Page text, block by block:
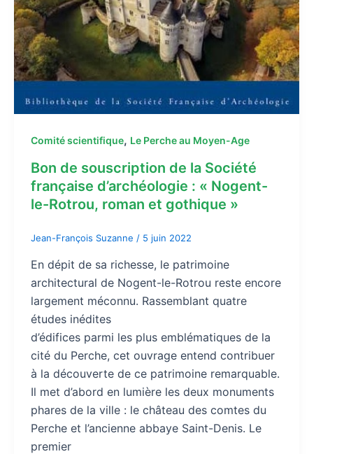
Comité scientifique, Le Perche au Moyen-Age
Bon de souscription de la Société
française d’archéologie : « Nogent-
le-Rotrou, roman et gothique »
Jean-François Suzanne / 5 juin 2022
En dépit de sa richesse, le patrimoine
architectural de Nogent-le-Rotrou reste encore
largement méconnu. Rassemblant quatre
études inédites
d’édifices parmi les plus emblématiques de la
cité du Perche, cet ouvrage entend contribuer
à la découverte de ce patrimoine remarquable.
Il met d’abord en lumière les deux monuments
phares de la ville : le château des comtes du
Perche et l’ancienne abbaye Saint-Denis. Le
premier